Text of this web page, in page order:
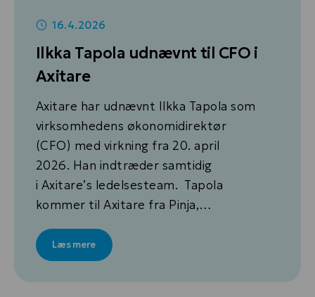
16.4.2026
Ilkka Tapola udnævnt til CFO i
Axitare
Axitare har udnævnt Ilkka Tapola som
virksomhedens økonomidirektør
(CFO) med virkning fra 20. april
2026. Han indtræder samtidig
i Axitare’s ledelsesteam. Tapola
kommer til Axitare fra Pinja,…
Læs mere